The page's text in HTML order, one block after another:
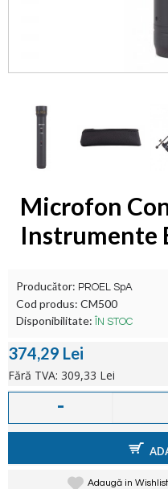
Microfon
Instrumente
Producător: PROEL SpA
Cod produs: CM500
Disponibilitate:
ÎN STOC
374,29 Lei
Fără TVA: 309,33 Lei
-
Adaugă in Wishlist